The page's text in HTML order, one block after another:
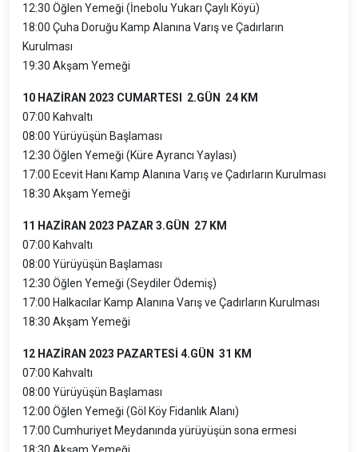
12:30 Öğlen Yemeği (İnebolu Yukarı Çaylı Köyü)
18:00 Çuha Doruğu Kamp Alanına Varış ve Çadırların
Kurulması
19:30 Akşam Yemeği
10 HAZİRAN 2023 CUMARTESI 2.GÜN 24 KM
07:00 Kahvaltı
08:00 Yürüyüşün Başlaması
12:30 Öğlen Yemeği (Küre Ayrancı Yaylası)
17:00 Ecevit Hanı Kamp Alanına Varış ve Çadırların Kurulması
18:30 Akşam Yemeği
11 HAZİRAN 2023 PAZAR 3.GÜN 27 KM
07:00 Kahvaltı
08:00 Yürüyüşün Başlaması
12:30 Öğlen Yemeği (Seydiler Ödemiş)
17:00 Halkacılar Kamp Alanına Varış ve Çadırların Kurulması
18:30 Akşam Yemeği
12 HAZİRAN 2023 PAZARTESİ 4.GÜN 31 KM
07:00 Kahvaltı
08:00 Yürüyüşün Başlaması
12:00 Öğlen Yemeği (Göl Köy Fidanlık Alanı)
17:00 Cumhuriyet Meydanında yürüyüşün sona ermesi
18:30 Akşam Yemeği